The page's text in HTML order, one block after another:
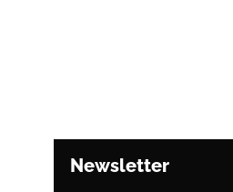
Newsletter